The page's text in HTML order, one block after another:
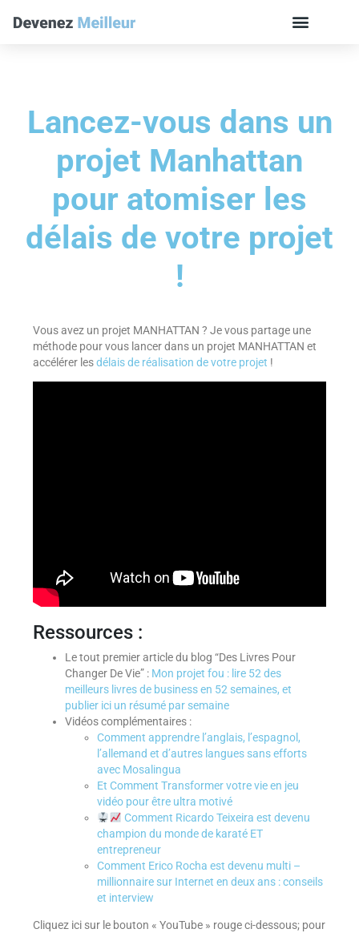
Lancez-vous dans un
projet Manhattan
pour atomiser les
délais de votre projet
!
Vous avez un projet MANHATTAN ? Je vous partage une
méthode pour vous lancer dans un projet MANHATTAN et
accélérer lesdélais de réalisation de votre projet !
Ressources :
Le tout premier article du blog “Des Livres Pour
Changer De Vie” : Mon projet fou : lire 52 des
meilleurs livres de business en 52 semaines, et
publier ici un résumé par semaine
Vidéos complémentaires :
Comment apprendre l’anglais, l’espagnol,
l’allemand et d’autres langues sans efforts
avec Mosalingua
Et Comment Transformer votre vie en jeu
vidéo pour être ultra motivé
Comment Ricardo Teixeira est devenu
champion du monde de karaté ET
entrepreneur
Comment Erico Rocha est devenu multi –
millionnaire sur Internet en deux ans : conseils
et interview
Cliquez ici sur le bouton « YouTube » rouge ci-dessous; pour